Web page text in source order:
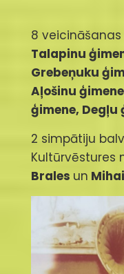
8
Talapinu
Grebeņuku
Aļošinu
ģimene, Degļu
2 simpātiju
Kultūrvēstures
Brales un